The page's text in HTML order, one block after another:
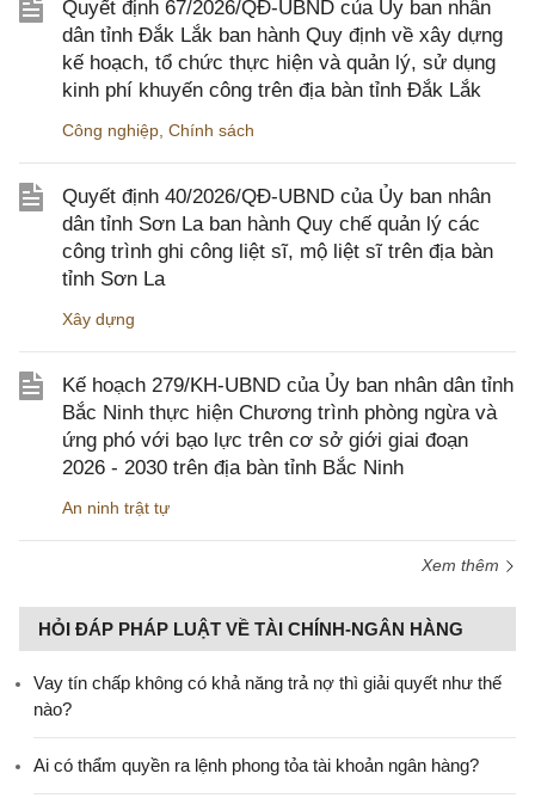
Quyết định 67/2026/QĐ-UBND của Ủy ban nhân
dân tỉnh Đắk Lắk ban hành Quy định về xây dựng
kế hoạch, tổ chức thực hiện và quản lý, sử dụng
kinh phí khuyến công trên địa bàn tỉnh Đắk Lắk
Công nghiệp Chính sách
Quyết định 40/2026/QĐ-UBND của Ủy ban nhân
dân tỉnh Sơn La ban hành Quy chế quản lý các
công trình ghi công liệt sĩ, mộ liệt sĩ trên địa bàn
tỉnh Sơn La
Xây dựng
Kế hoạch 279/KH-UBND của Ủy ban nhân dân tỉnh
Bắc Ninh thực hiện Chương trình phòng ngừa và
ứng phó với bạo lực trên cơ sở giới giai đoạn
2026 - 2030 trên địa bàn tỉnh Bắc Ninh
An ninh trật tự
Xem thêm
HỎI ĐÁP PHÁP LUẬT VỀ TÀI CHÍNH-NGÂN HÀNG
Vay tín chấp không có khả năng trả nợ thì giải quyết như thế
nào?
Ai có thẩm quyền ra lệnh phong tỏa tài khoản ngân hàng?